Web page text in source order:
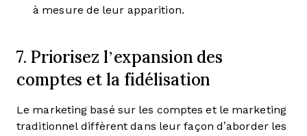
à mesure de leur apparition.
7. Priorisez l’expansion des
comptes et la fidélisation
Le marketing basé sur les comptes et le marketing
traditionnel diffèrent dans leur façon d’aborder les